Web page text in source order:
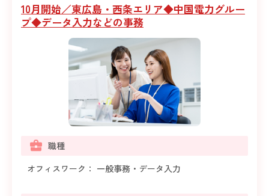
10月開始／東広島・西条エリア◆中国電力グルー
プ◆データ入力などの事務
職種
オフィスワーク： 一般事務・データ入力